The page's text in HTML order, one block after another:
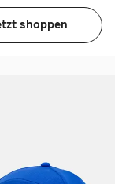
shoppen